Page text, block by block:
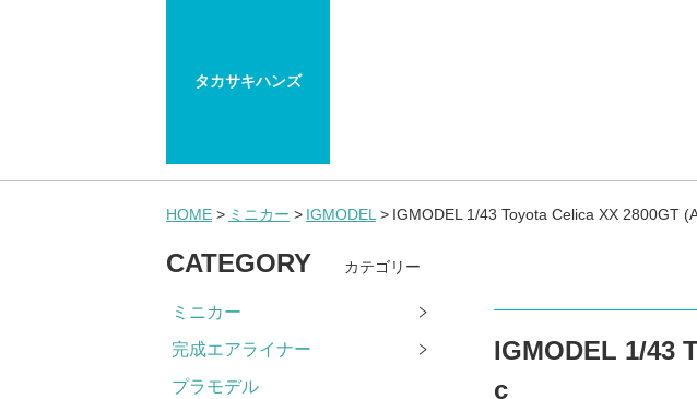
タカサキハンズ
HOME ミニカー IGMODEL IGMODEL 1/43 Toyota Celica XX 2800GT
IGMODEL 1/43
c
CATEGORY カテゴリー
ミニカー
完成エアライナー
プラモデル